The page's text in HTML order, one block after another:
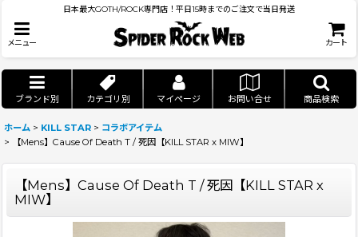
日本最大GOTH/ROCK専門店！平日15時までのご注文で当日発送
メニュー カート
ブランド別 カテゴリ別 マイページ お問い合せ 商品検索
ホーム > KILL STAR > コラボアイテム
>
【Mens】Cause Of Death T / 死因【KILL STAR x MIW】
【Mens】Cause Of Death T / 死因【KILL STAR x
MIW】